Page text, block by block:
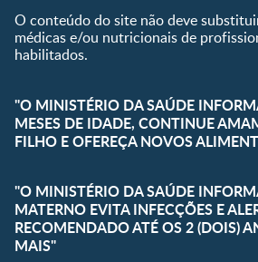
O conteúdo do site não deve
médicas e/ou nutricionais de
habilitados.
"O MINISTÉRIO DA SAÚDE
MESES DE IDADE, CONTINUE
FILHO E OFEREÇA NOVOS
"O MINISTÉRIO DA SAÚDE
MATERNO EVITA INFECÇÕES E
RECOMENDADO ATÉ OS 2 (DOIS)
MAIS"